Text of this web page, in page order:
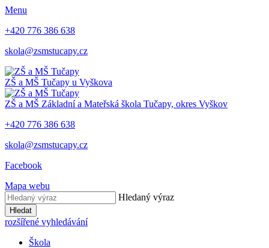
Menu
+420 776 386 638
skola@zsmstucapy.cz
ZŠ a MŠ Tučapy u Vyškova
ZŠ a MŠ Základní a Mateřská škola Tučapy, okres Vyškov
+420 776 386 638
skola@zsmstucapy.cz
Facebook
Mapa webu
Hledaný výraz
Hledat
rozšířené vyhledávání
Škola